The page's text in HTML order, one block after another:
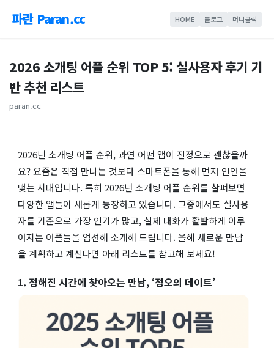
파란 Paran.cc HOME 블로그 머니클릭
2026 소개팅 어플 순위 TOP 5: 실사용자 후기 기
반 추천 리스트
paran.cc
2026년 소개팅 어플 순위, 과연 어떤 앱이 진정으로 괜찮을까
요? 요즘은 직접 만나는 것보다 스마트폰을 통해 먼저 인연을
맺는 시대입니다. 특히 2026년 소개팅 어플 순위를 살펴보면
다양한 앱들이 새롭게 등장하고 있습니다. 그중에서도 실사용
자를 기준으로 가장 인기가 많고, 실제 대화가 활발하게 이루
어지는 어플들을 엄선해 소개해 드립니다. 올해 새로운 만남
을 계획하고 계신다면 아래 리스트를 참고해 보세요!
1. 정해진 시간에 찾아오는 만남, ‘정오의 데이트’